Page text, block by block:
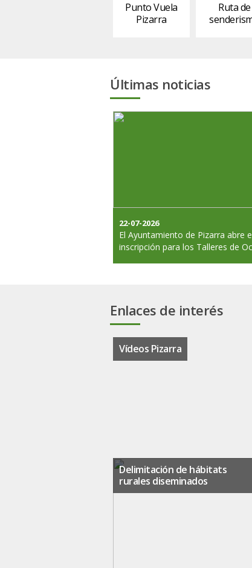
Punto Vuela
Pizarra
Ruta de
Últimas noticias
22-07-2026
El Ayuntamiento de Pizarra abre
inscripción para los Talleres de
Enlaces de interés
Vídeos Pizarra
Delimitación de hábitats
rurales diseminados